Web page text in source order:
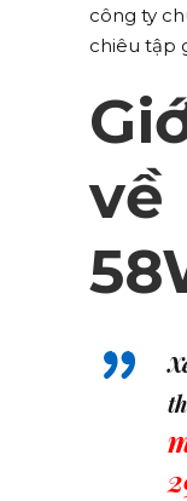
công ty
chiêu tập
về